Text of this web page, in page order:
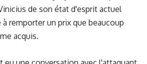
de son état d'esprit actuel
remporter un prix que beaucoup
acquis.